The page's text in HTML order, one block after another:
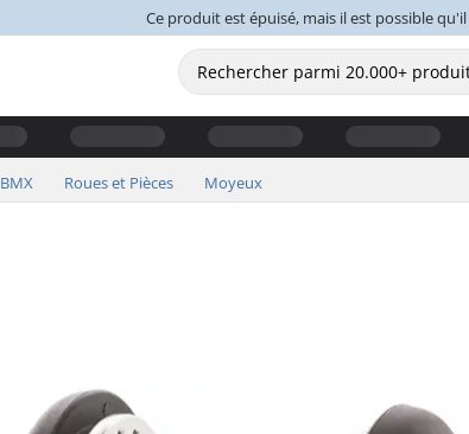
Ce produit est épuisé, mais il est possible
BMX Roues et Pièces Moyeux